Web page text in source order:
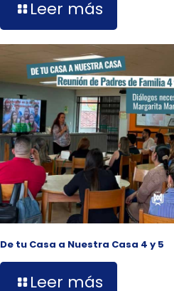
Leer más
De tu Casa a Nuestra Casa 4 y 5
Leer más